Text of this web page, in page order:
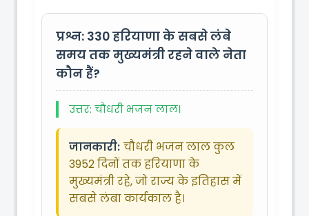
प्रश्न: 330हरियाणा के सबसे लंबे
समय तक मुख्यमंत्री रहने वाले नेता
कौन हैं?
उत्तर: चौधरी भजन लाल।
जानकारी: चौधरी भजन लाल कुल
3952 दिनों तक हरियाणा के
मुख्यमंत्री रहे, जो राज्य के इतिहास में
सबसे लंबा कार्यकाल है।